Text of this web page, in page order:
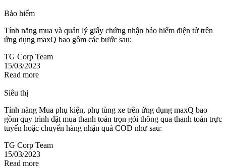
Bảo hiểm
Tính năng mua và quản lý giấy chứng nhận bảo hiểm điện tử trên
ứng dụng maxQ bao gồm các bước sau:
TG Corp Team
15/03/2023
Read more
Siêu thị
Tính năng Mua phụ kiện, phụ tùng xe trên ứng dụng maxQ bao
gồm quy trình đặt mua thanh toán trọn gói thông qua thanh toán trực
tuyến hoặc chuyển hàng nhận quà COD như sau:
TG Corp Team
15/03/2023
Read more